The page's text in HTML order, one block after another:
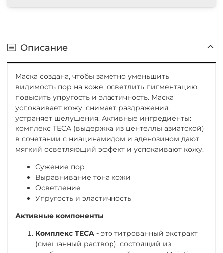
Описание
Маска создана, чтобы заметно уменьшить
видимость пор на коже, осветлить пигментацию,
повысить упругость и эластичность. Маска
успокаивает кожу, снимает раздражения,
устраняет шелушения. Активные ингредиенты:
комплекс TECA (выдержка из центеллы азиатской)
в сочетании с ниацинамидом и аденозином дают
мягкий осветляющий эффект и успокаивают кожу.
Сужение пор
Выравнивание тона кожи
Осветление
Упругость и эластичность
Активные компоненты
Комплекс TECA - это титрованный экстракт
(смешанный раствор), состоящий из